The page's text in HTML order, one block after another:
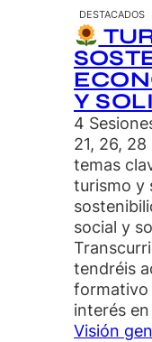
DESTACADOS
Y
4
21, 26,
temas
turismo y
social y
tendréis
formativo
interés
Visión